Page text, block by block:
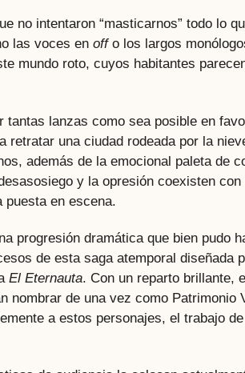
no intentaron “masticarnos” todo lo
las voces en offo los largos
mundo roto, cuyos habitantes
tantas lanzas como sea posible en
retratar una ciudad rodeada por la
además de la emocional paleta de
y la opresión coexisten
puesta en escena.
progresión dramática que bien pudo
de esta saga atemporal diseñada
El Eternauta. Con un reparto brillante,
de una vez como Patrimonio
a estos personajes, el trabajo